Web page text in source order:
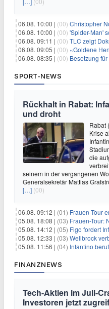
06.08. 10:00 | (00) Christopher
06.08. 10:00 | (00) 'Spider-Man' schlägt
06.08. 09:11 | (00) TLC zeigt Doku
06.08. 09:05 | (00) «Goldene
06.08. 08:35 | (00) Besetzung
SPORT-NEWS
Rückhalt in Rabat:
und droht
Rabat
Krise
die
seinem in der vergangenen
Generalsekretär Mattias
[…] (00)
06.08. 09:12 | (01) Frauen-Tour
05.08. 18:08 | (03) Frauen-Tour:
05.08. 14:12 | (05) Figo fordert
05.08. 12:33 | (03) Wellbrock
05.08. 11:56 | (04) Infantino beruft
FINANZNEWS
Tech-Aktien im Juli-
Investoren jetzt